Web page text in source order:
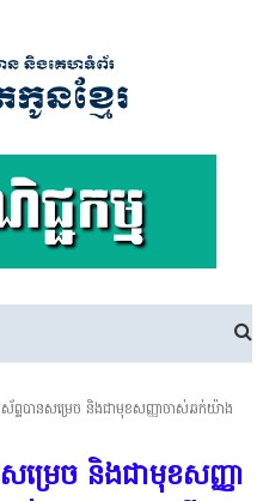
ទបានសម្រេច និងជាមុខសញ្ញាចាស់ឆក់យ៉ាង
រេច និងជាមុខសញ្ញា